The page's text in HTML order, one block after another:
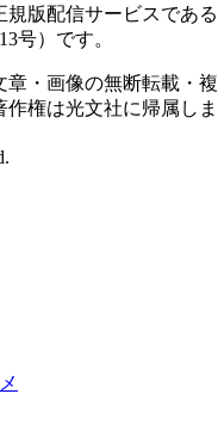
版配信サービスである
号）です。
・画像の無断転載・複
権は光文社に帰属しま